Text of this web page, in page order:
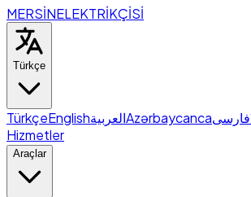
MERSİNELEKTRİKÇİSİ
Türkçe
TürkçeEnglishالعربيةAzərbaycancaفارسی
Hizmetler
Araçlar